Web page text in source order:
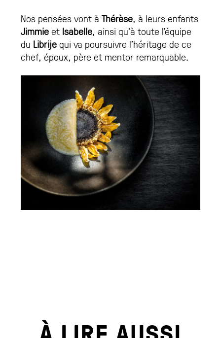
Nos pensées vont àThérèse, à leurs enfants
Jimmieet Isabelle, ainsi qu’à toute l’équipe
du Librijequi va poursuivre l’héritage de ce
chef, époux, père et mentor remarquable.